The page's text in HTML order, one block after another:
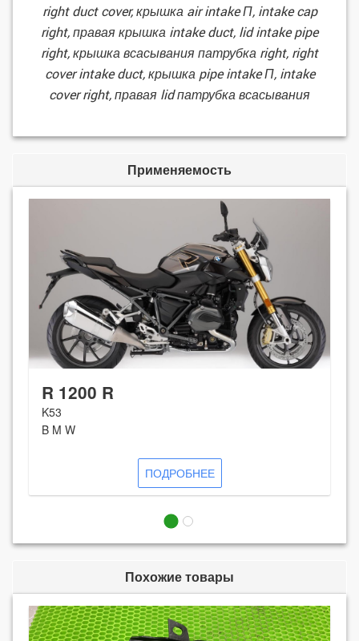
right duct cover, крышка air intake П, intake cap
right, правая крышка intake duct, lid intake pipe
right, крышка всасывания патрубка right, right
cover intake duct, крышка pipe intake П, intake
cover right, правая lid патрубка всасывания
Применяемость
R 1200 R
K53
B M W
ПОДРОБНЕЕ
Похожие товары